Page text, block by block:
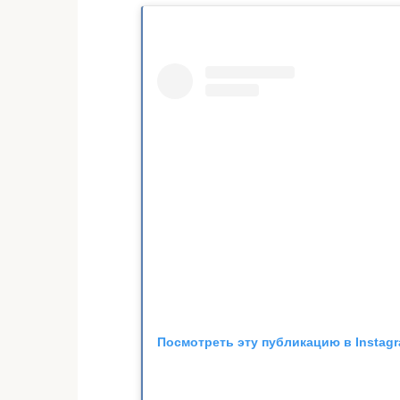
Посмотреть эту публикацию в